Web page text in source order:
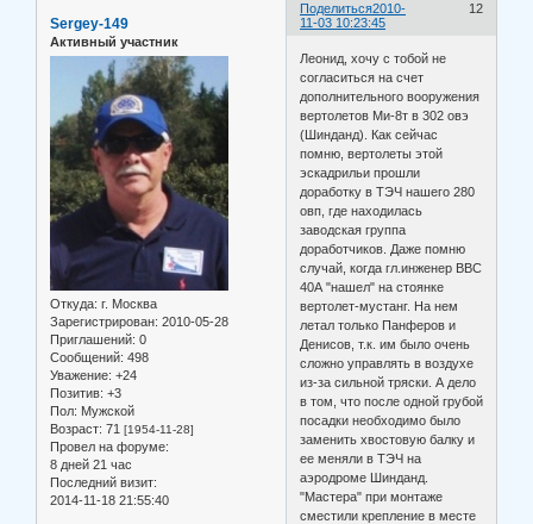
Поделиться 12
2010-
11-03 10:23:45
Sergey-149
Активный участник
Откуда: г. Москва
Зарегистрирован: 2010-05-28
Приглашений: 0
Сообщений: 498
Уважение: +24
Позитив: +3
Пол: Мужской
Возраст: 71 [1954-11-28]
Провел на форуме:
8 дней 21 час
Последний визит:
2014-11-18 21:55:40
Леонид, хочу с тобой не
согласиться на счет
дополнительного вооружения
вертолетов Ми-8т в 302 овэ
(Шинданд). Как сейчас
помню, вертолеты этой
эскадрильи прошли
доработку в ТЭЧ нашего 280
овп, где находилась
заводская группа
доработчиков. Даже помню
случай, когда гл.инженер ВВС
40А "нашел" на стоянке
вертолет-мустанг. На нем
летал только Панферов и
Денисов, т.к. им было очень
сложно управлять в воздухе
из-за сильной тряски. А дело
в том, что после одной грубой
посадки необходимо было
заменить хвостовую балку и
ее меняли в ТЭЧ на
аэродроме Шинданд.
"Мастера" при монтаже
сместили крепление в месте